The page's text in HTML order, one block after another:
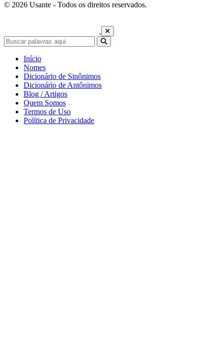
© 2026 Usante - Todos os direitos reservados.
Início
Nomes
Dicionário de Sinônimos
Dicionário de Antônimos
Blog / Artigos
Quem Somos
Termos de Uso
Política de Privacidade